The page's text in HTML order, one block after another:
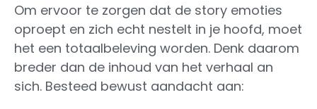
Om ervoor te zorgen dat de story emoties
oproept en zich echt nestelt in je hoofd, moet
het een totaalbeleving worden. Denk daarom
breder dan de inhoud van het verhaal an
sich. Besteed bewust aandacht aan: